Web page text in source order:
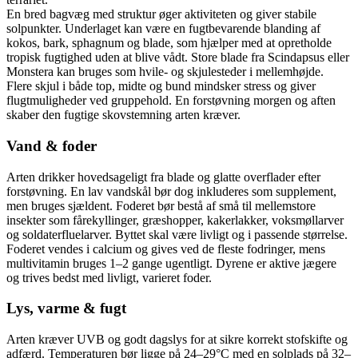
En bred bagvæg med struktur øger aktiviteten og giver stabile
solpunkter. Underlaget kan være en fugtbevarende blanding af
kokos, bark, sphagnum og blade, som hjælper med at opretholde
tropisk fugtighed uden at blive vådt. Store blade fra Scindapsus eller
Monstera kan bruges som hvile- og skjulesteder i mellemhøjde.
Flere skjul i både top, midte og bund mindsker stress og giver
flugtmuligheder ved gruppehold. En forstøvning morgen og aften
skaber den fugtige skovstemning arten kræver.
Vand & foder
Arten drikker hovedsageligt fra blade og glatte overflader efter
forstøvning. En lav vandskål bør dog inkluderes som supplement,
men bruges sjældent. Foderet bør bestå af små til mellemstore
insekter som fårekyllinger, græshopper, kakerlakker, voksmøllarver
og soldaterfluelarver. Byttet skal være livligt og i passende størrelse.
Foderet vendes i calcium og gives ved de fleste fodringer, mens
multivitamin bruges 1–2 gange ugentligt. Dyrene er aktive jægere
og trives bedst med livligt, varieret foder.
Lys, varme & fugt
Arten kræver UVB og godt dagslys for at sikre korrekt stofskifte og
adfærd. Temperaturen bør ligge på 24–29°C med en solplads på 32–